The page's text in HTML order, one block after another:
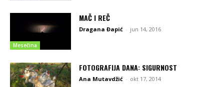
Mesečina
MAČ I REČ
Dragana Đapić - jun 14, 2016
FOTOGRAFIJA DANA: SIGURNOST
Ana Mutavdžić - okt 17, 2014